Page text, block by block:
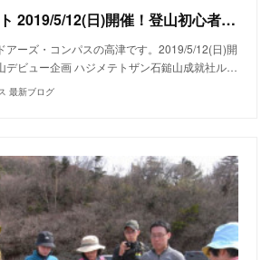
イベントレポート 2019/5/12(日)開催！登山初心者限定山デビュー 春のハジメテトザン 石鎚山成就社ルート(1,982m)
アーズ・コンパスの高津です。2019/5/12(日)開
デビュー企画 ハジメテトザン石鎚山成就社ル…
最新ブログ